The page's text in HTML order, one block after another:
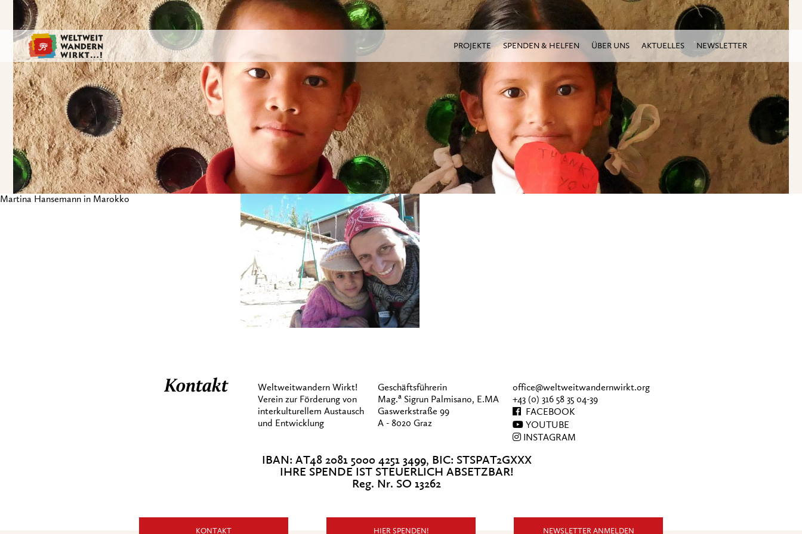
PROJEKTE SPENDEN & HELFEN ÜBER UNS AKTUELLES NEWSLETTER
Martina Hansemann in Marokko
Kontakt
Weltweitwandern Wirkt!
Verein zur Förderung von
interkulturellem Austausch
und Entwicklung
Geschäftsführerin
Mag.a Sigrun Palmisano, E.MA
Gaswerkstraße 99
A - 8020 Graz
office@weltweitwandernwirkt.org
+43 (0) 316 58 35 04-39
FACEBOOK
YOUTUBE
INSTAGRAM
IBAN: AT48 2081 5000 4251 3499, BIC: STSPAT2GXXX
IHRE SPENDE IST STEUERLICH ABSETZBAR!
Reg. Nr. SO 13262
KONTAKT HIER SPENDEN! NEWSLETTER ANMELDEN